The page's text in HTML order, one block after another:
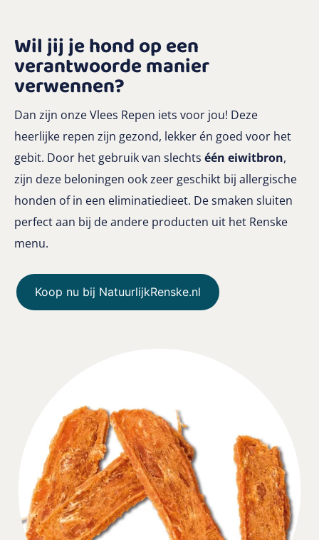
Wil jij je hond op een
verantwoorde manier
verwennen?
Dan zijn onze Vlees Repen iets voor jou! Deze
heerlijke repen zijn gezond, lekker én goed voor het
gebit. Door het gebruik van slechts één eiwitbron,
zijn deze beloningen ook zeer geschikt bij allergische
honden of in een eliminatiedieet. De smaken sluiten
perfect aan bij de andere producten uit het Renske
menu.
Koop nu bij NatuurlijkRenske.nl